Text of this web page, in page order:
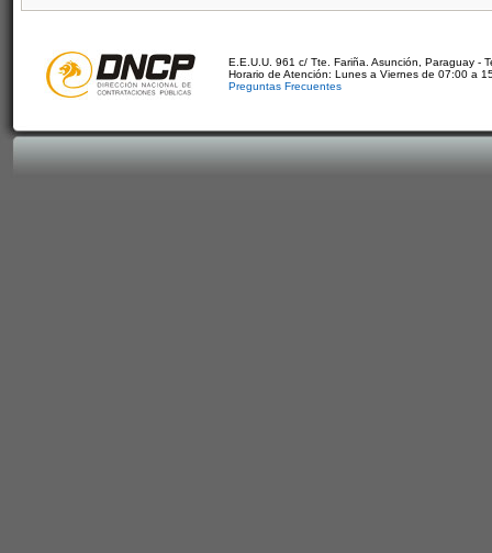
E.E.U.U. 961 c/ Tte. Fariña. Asunción, Paraguay -
Horario de Atención: Lunes a Viernes de 07:00 a
Preguntas Frecuentes